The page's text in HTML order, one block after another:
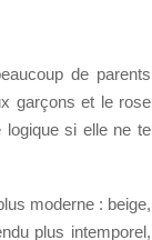
de parents
garçons et le rose
logique si elle ne te
moderne : beige,
plus intemporel,